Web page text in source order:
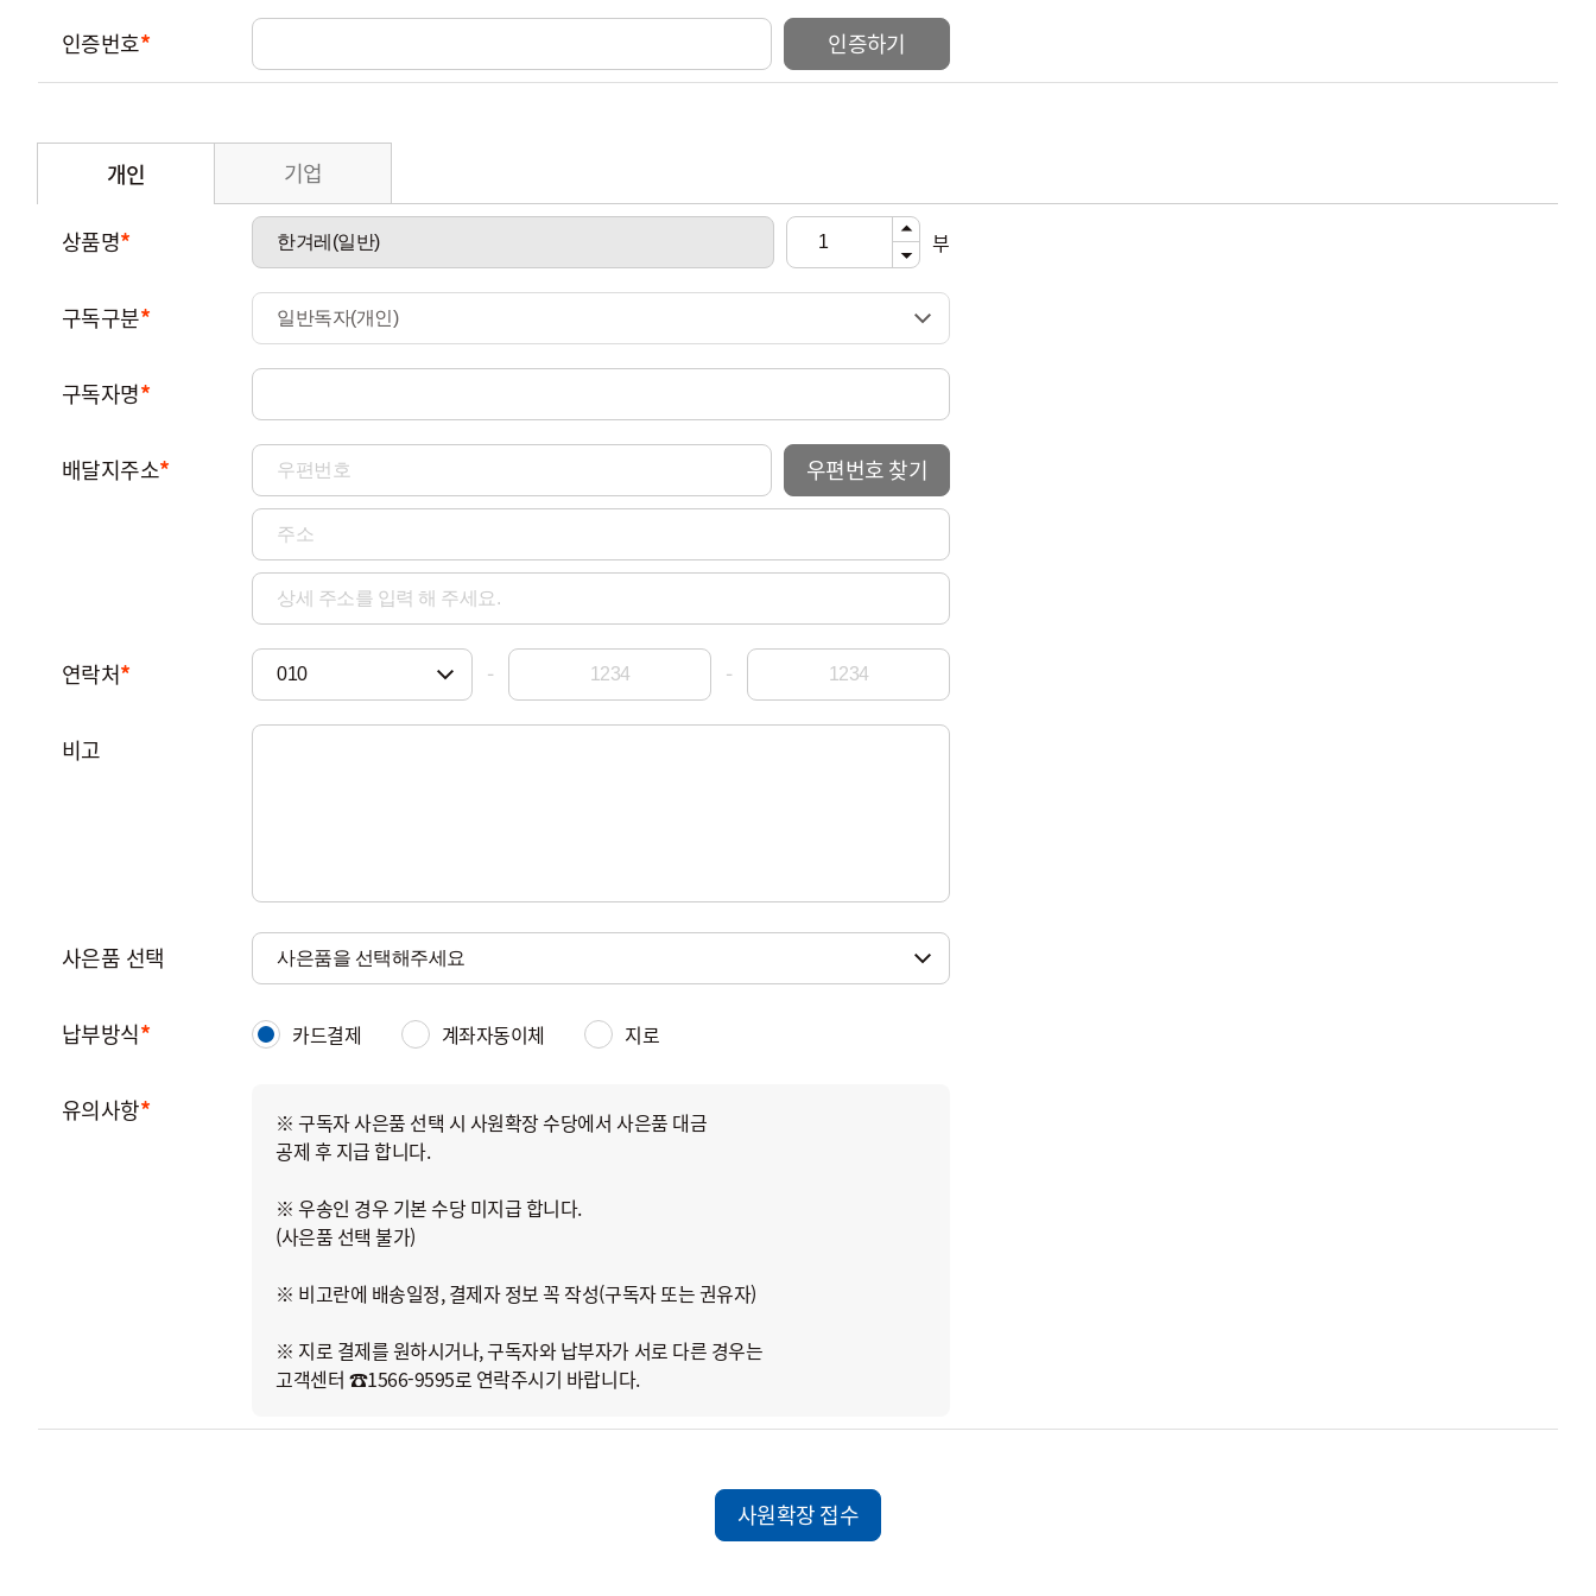
인증번호* 인증하기
개인 기업
상품명* 부
구독구분*
구독자명*
배달지주소* 우편번호 찾기
연락처* - -
비고
사은품 선택
납부방식* 카드결제 계좌자동이체 지로
유의사항*
※ 구독자 사은품 선택 시 사원확장 수당에서 사은품 대금
공제 후 지급 합니다.
※ 우송인 경우 기본 수당 미지급 합니다.
(사은품 선택 불가)
※ 비고란에 배송일정, 결제자 정보 꼭 작성(구독자 또는 권유자)
※ 지로 결제를 원하시거나, 구독자와 납부자가 서로 다른 경우는
고객센터 ☎1566-9595로 연락주시기 바랍니다.
사원확장 접수